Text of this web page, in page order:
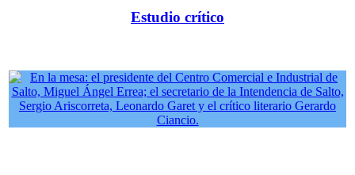
Estudio crítico